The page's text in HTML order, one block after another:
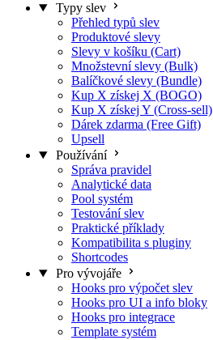
Typy slev
Přehled typů slev
Produktové slevy
Slevy v košíku (Cart)
Množstevní slevy (Bulk)
Balíčkové slevy (Bundle)
Kup X získej X (BOGO)
Kup X získej Y (Cross-sell)
Dárek zdarma (Free Gift)
Upsell
Používání
Správa pravidel
Analytické data
Pool systém
Testování slev
Praktické příklady
Kompatibilita s pluginy
Shortcodes
Pro vývojáře
Hooks pro výpočet slev
Hooks pro UI a info bloky
Hooks pro integrace
Template systém